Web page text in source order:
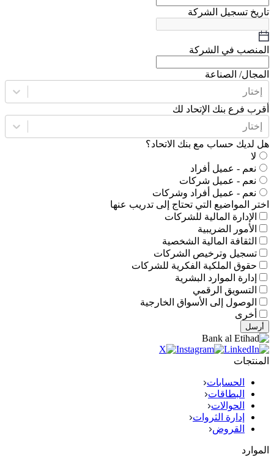
تاريخ تسجيل الشركة
المنصب في الشركة
المجال/ الصناعة
إختار
أقرب فرع بنك الإتحاد لك
إختار
هل لديك حساب مع بنك الاتحاد؟
لا
نعم - عميل أفراد
نعم - عميل شركات
نعم - عميل أفراد وشركات
اختر المواضيع التي تحتاج إلى تدريب عنها
الإدارة المالية للشركات
الأمور الضريبية
الثقافة المالية الشخصية
تسجيل وترخيص الشركات
حقوق الملكية الفكرية للشركات
إدارة الموارد البشرية
التسويق الرقمي
الوصول إلى الأسواق الخارجية
أخرى
أرسل
المنتجات
الحسابات
البطاقات
الحوالات
إدارة الثروات
القروض
الموارد